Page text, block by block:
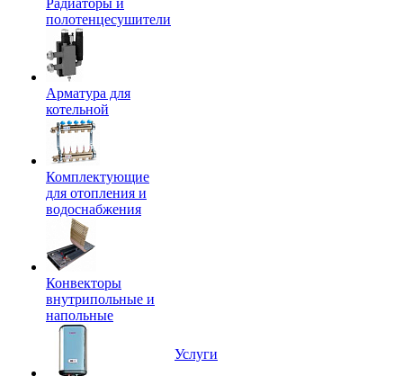
Радиаторы и
полотенцесушители
Арматура для
котельной
Комплектующие
для отопления и
водоснабжения
Конвекторы
внутрипольные и
напольные
Услуги